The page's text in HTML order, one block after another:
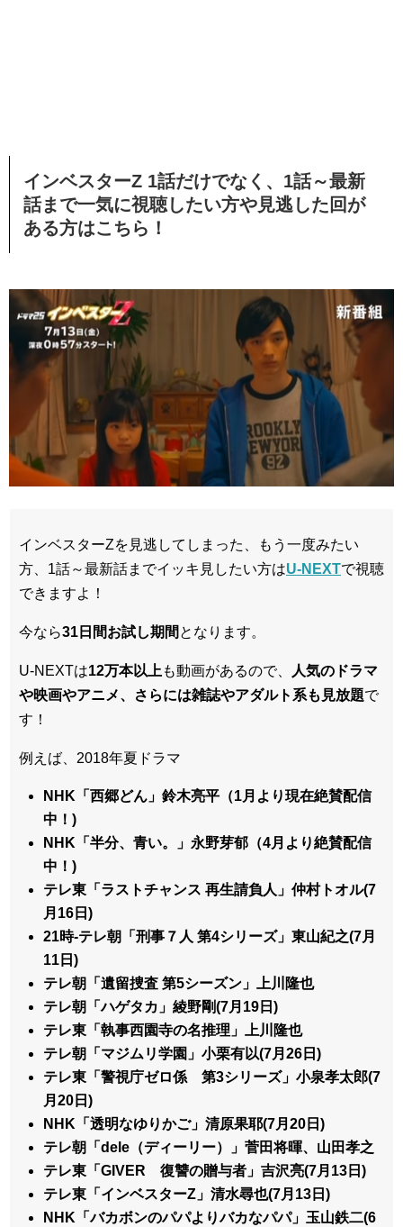
インベスターZ 1話だけでなく、1話～最新
話まで一気に視聴したい方や見逃した回が
ある方はこちら！
インベスターZを見逃してしまった、もう一度みたい
方、1話～最新話までイッキ見したい方はU-NEXTで視聴
できますよ！
今なら31日間お試し期間 となります。
U-NEXTは12万本以上 も動画があるので、
人気のドラマ
や映画やアニメ、さらには雑誌やアダルト系も見放題で
す！
例えば、2018年夏ドラマ
NHK「西郷どん」鈴木亮平（1月より現在絶賛配信
中！)
NHK「半分、青い。」永野芽郁（4月より絶賛配信
中！)
テレ東「ラストチャンス 再生請負人」仲村トオル(7
月16日)
21時-テレ朝「刑事７人 第4シリーズ」東山紀之(7月
11日)
テレ朝「遺留捜査 第5シーズン」上川隆也
テレ朝「ハゲタカ」綾野剛(7月19日)
テレ東「執事西園寺の名推理」上川隆也
テレ朝「マジムリ学園」小栗有以(7月26日)
テレ東「警視庁ゼロ係 第3シリーズ」小泉孝太郎(7
月20日)
NHK「透明なゆりかご」清原果耶(7月20日)
テレ朝「dele（ディーリー）」菅田将暉、山田孝之
テレ東「GIVER 復讐の贈与者」吉沢亮(7月13日)
テレ東「インベスターZ」清水尋也(7月13日)
NHK「バカボンのパパよりバカなパパ」玉山鉄二(6